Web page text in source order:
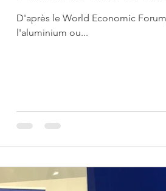
D'après le World Economic Forum,
l'aluminium ou...